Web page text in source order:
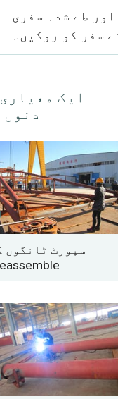
اور طے شدہ سفری
کے سفر کو روکیں۔
سپورٹ ٹانگوں